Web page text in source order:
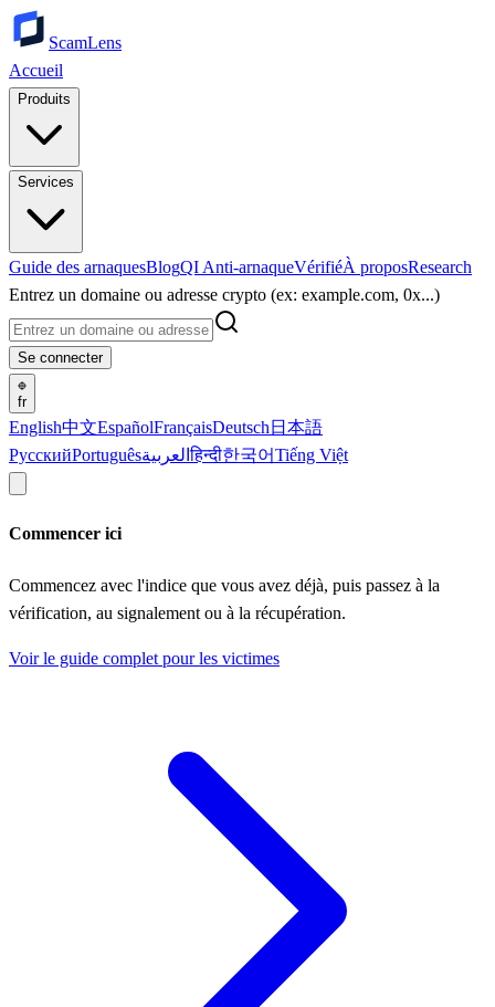
ScamLens
Accueil
Produits
Services
Guide des arnaquesBlogQI Anti-arnaqueVérifiéÀ proposResearch
Entrez un domaine ou adresse crypto (ex: example.com, 0x...)
Se connecter
fr
English中文EspañolFrançaisDeutsch 日本語
РусскийPortuguêsالعربيةहिन्दी한국어Tiếng Việt
Commencer ici
Commencez avec l'indice que vous avez déjà, puis passez à la
vérification, au signalement ou à la récupération.
Voir le guide complet pour les victimes